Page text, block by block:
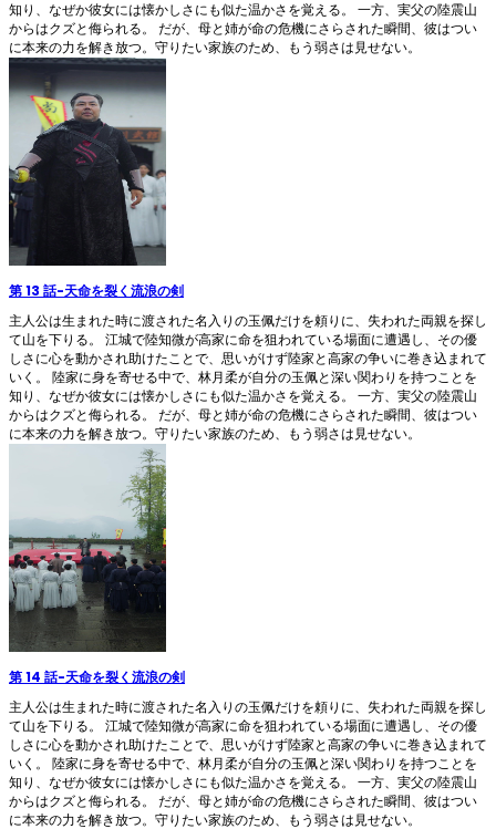
知り、なぜか彼女には懐かしさにも似た温かさを覚える。 一方、実父の陸震山
からはクズと侮られる。 だが、母と姉が命の危機にさらされた瞬間、彼はつい
に本来の力を解き放つ。守りたい家族のため、もう弱さは見せない。
第 13 話-天命を裂く流浪の剣
主人公は生まれた時に渡された名入りの玉佩だけを頼りに、失われた両親を探し
て山を下りる。 江城で陸知微が高家に命を狙われている場面に遭遇し、その優
しさに心を動かされ助けたことで、思いがけず陸家と高家の争いに巻き込まれて
いく。 陸家に身を寄せる中で、林月柔が自分の玉佩と深い関わりを持つことを
知り、なぜか彼女には懐かしさにも似た温かさを覚える。 一方、実父の陸震山
からはクズと侮られる。 だが、母と姉が命の危機にさらされた瞬間、彼はつい
に本来の力を解き放つ。守りたい家族のため、もう弱さは見せない。
第 14 話-天命を裂く流浪の剣
主人公は生まれた時に渡された名入りの玉佩だけを頼りに、失われた両親を探し
て山を下りる。 江城で陸知微が高家に命を狙われている場面に遭遇し、その優
しさに心を動かされ助けたことで、思いがけず陸家と高家の争いに巻き込まれて
いく。 陸家に身を寄せる中で、林月柔が自分の玉佩と深い関わりを持つことを
知り、なぜか彼女には懐かしさにも似た温かさを覚える。 一方、実父の陸震山
からはクズと侮られる。 だが、母と姉が命の危機にさらされた瞬間、彼はつい
に本来の力を解き放つ。守りたい家族のため、もう弱さは見せない。